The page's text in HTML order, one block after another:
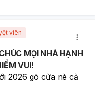
viên
MỌI NHÀ HẠNH
VUI!
2026 gõ cửa nè cả